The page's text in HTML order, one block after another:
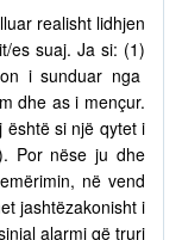
realisht lidhjen
es suaj. Ja si: (1)
i sunduar nga
dhe as i mençur.
është si një qytet i
Por nëse ju dhe
në vend
jashtëzakonisht i
alarmi që truri